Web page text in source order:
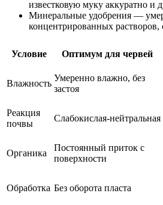
известковую муку аккуратно и
Минеральные удобрения —
концентрированных растворов,
Условие Оптимум для червей
Влажность
Умеренно влажно, без
застоя
Реакция
почвы
Слабокислая‑нейтральная
Органика
Постоянный приток с
поверхности
Обработка Без оборота пласта